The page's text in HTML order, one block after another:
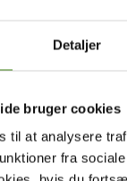
Detaljer
bruger cookies
til at analysere
fra
Jennifer
var her, hun fik